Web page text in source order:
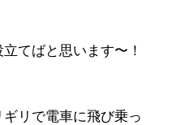
てばと思います〜！
リで電車に飛び乗っ